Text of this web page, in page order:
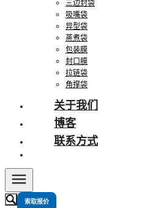
三边封袋
吸嘴袋
异型袋
蒸煮袋
包装膜
封口膜
拉链袋
角撑袋
关于我们
博客
联系方式
索取报价